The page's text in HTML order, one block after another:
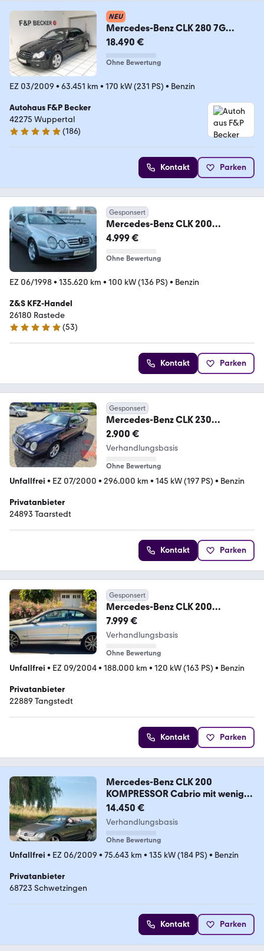
NEU
Mercedes-Benz CLK 280 7G
Cabrio 1.Hand Leder Navi BIXenon
18.490 €
Ohne Bewertung
EZ 03/2009 • 63.451 km • 170 kW (231 PS) • Benzin
Autohaus F&P Becker
42275 Wuppertal
4.9 Sterne
(186)
Kontakt Parken
Gesponsert
Mercedes-Benz CLK 200
ELEGANCE
4.999 €
Ohne Bewertung
EZ 06/1998• 135.620 km • 100 kW (136 PS) • Benzin
Z&S KFZ-Handel
26180 Rastede
5 Sterne
(53)
Kontakt Parken
Gesponsert
Mercedes-Benz CLK 230
KOMPRESSOR TÜV
*STEUERKETTE NEU
2.900 €
Verhandlungsbasis
Ohne Bewertung
Unfallfrei • EZ 07/2000 • 296.000 km • 145 kW (197 PS) • Benzin
Privatanbieter
24893 Taarstedt
Kontakt Parken
Gesponsert
Mercedes-Benz CLK 200
KOMPRESSOR ELEGANCE
Elegance
7.999 €
Verhandlungsbasis
Ohne Bewertung
Unfallfrei • EZ 09/2004• 188.000 km • 120 kW (163 PS) • Benzin
Privatanbieter
22889 Tangstedt
Kontakt Parken
Mercedes-Benz CLK 200
KOMPRESSOR Cabrio mit wenig
KM!!
14.450 €
Verhandlungsbasis
Ohne Bewertung
Unfallfrei • EZ 06/2009 • 75.643 km • 135 kW (184 PS) • Benzin
Privatanbieter
68723 Schwetzingen
Kontakt Parken